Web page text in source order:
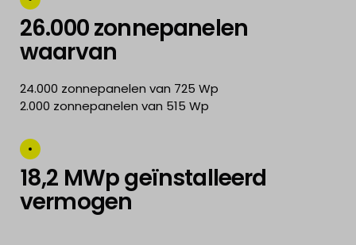
26.000 zonnepanelen
waarvan
24.000 zonnepanelen van 725 Wp
2.000 zonnepanelen van 515 Wp
18,2 MWp geïnstalleerd
vermogen